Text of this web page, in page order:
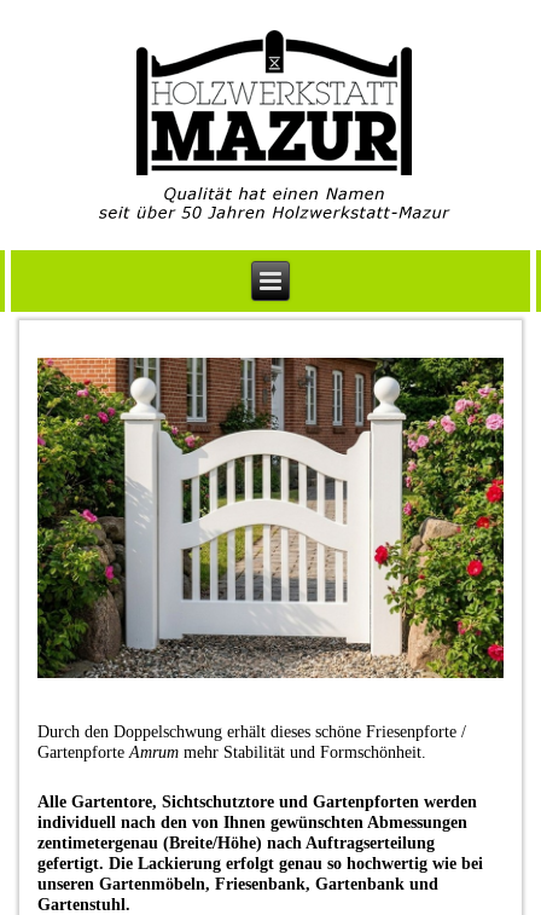
Durch den Doppelschwung erhält dieses schöne Friesenpforte /
GartenpforteAmrum mehr Stabilität und Formschönheit.
Alle Gartentore, Sichtschutztore und Gartenpforten werden
individuell nach den von Ihnen gewünschten Abmessungen
zentimetergenau (Breite/Höhe) nach Auftragserteilung
gefertigt. Die Lackierung erfolgt genau so hochwertig wie bei
unseren Gartenmöbeln, Friesenbank, Gartenbank und
Gartenstuhl.